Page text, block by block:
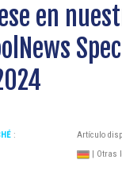
en
:
Artículo
| Otras